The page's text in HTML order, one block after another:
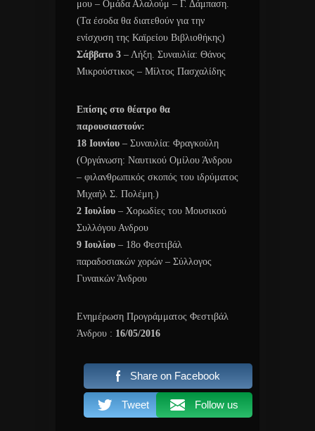
μου – Ομάδα Αλαλούμ – Γ. Δάμπαση.
(Τα έσοδα θα διατεθούν για την
ενίσχυση της Καϊρείου Βιβλιοθήκης)
Σάββατο 3 – Λήξη. Συναυλία: Θάνος
Μικρούστικος – Μίλτος Πασχαλίδης
Επίσης στο θέατρο θα
παρουσιαστούν:
18 Ιουνίου – Συναυλία: Φραγκούλη
(Οργάνωση: Ναυτικού Ομίλου Άνδρου
– φιλανθρωπικός σκοπός του ιδρύματος
Μιχαήλ Σ. Πολέμη.)
2 Ιουλίου – Χορωδίες του Μουσικού
Συλλόγου Ανδρου
9 Ιουλίου – 18ο Φεστιβάλ
παραδοσιακών χορών – Σύλλογος
Γυναικών Άνδρου
Ενημέρωση Προγράμματος Φεστιβάλ
Άνδρου : 16/05/2016
Share on Facebook
Tweet Follow us